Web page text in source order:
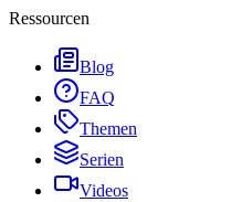
Ressourcen
Blog
FAQ
Themen
Serien
Videos